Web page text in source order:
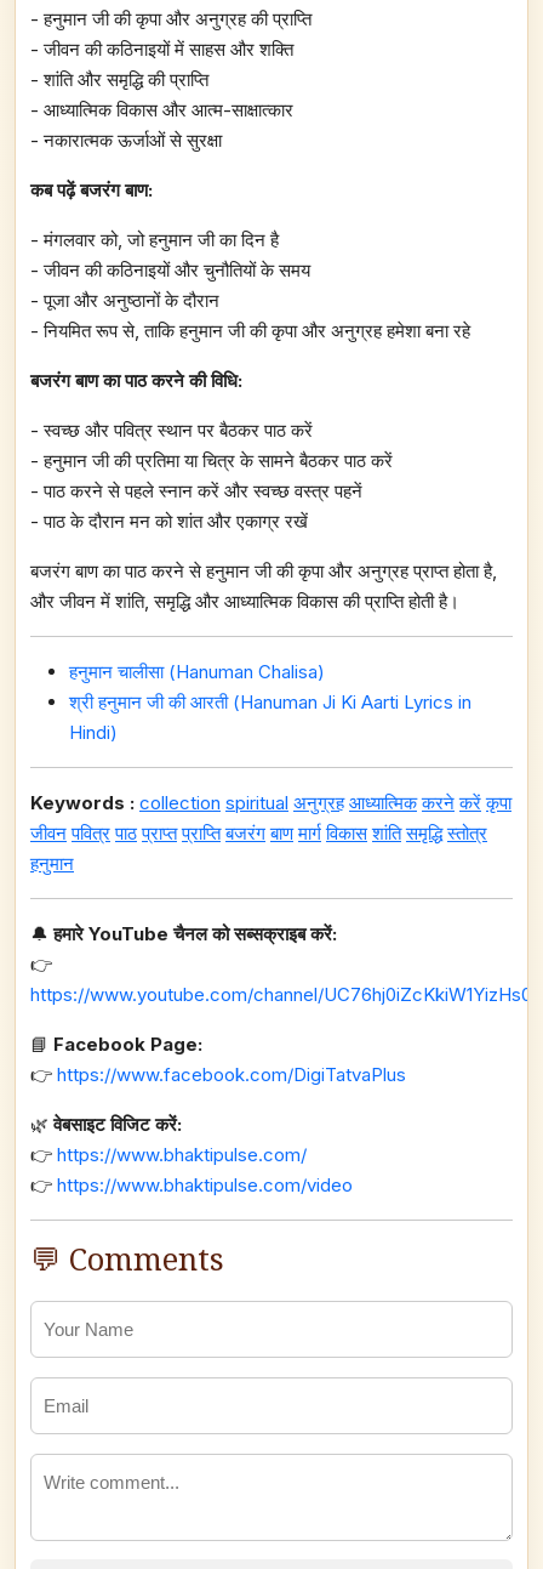
- हनुमान जी की कृपा और अनुग्रह की प्राप्ति
- जीवन की कठिनाइयों में साहस और शक्ति
- शांति और समृद्धि की प्राप्ति
- आध्यात्मिक विकास और आत्म-साक्षात्कार
- नकारात्मक ऊर्जाओं से सुरक्षा
कब पढ़ें बजरंग बाण:
- मंगलवार को, जो हनुमान जी का दिन है
- जीवन की कठिनाइयों और चुनौतियों के समय
- पूजा और अनुष्ठानों के दौरान
- नियमित रूप से, ताकि हनुमान जी की कृपा और अनुग्रह हमेशा बना रहे
बजरंग बाण का पाठ करने की विधि:
- स्वच्छ और पवित्र स्थान पर बैठकर पाठ करें
- हनुमान जी की प्रतिमा या चित्र के सामने बैठकर पाठ करें
- पाठ करने से पहले स्नान करें और स्वच्छ वस्त्र पहनें
- पाठ के दौरान मन को शांत और एकाग्र रखें
बजरंग बाण का पाठ करने से हनुमान जी की कृपा और अनुग्रह प्राप्त होता है,
और जीवन में शांति, समृद्धि और आध्यात्मिक विकास की प्राप्ति होती है।
हनुमान चालीसा (Hanuman Chalisa)
श्री हनुमान जी की आरती (Hanuman Ji Ki Aarti Lyrics in
Hindi)
Keywords : collection spiritual अनुग्रह आध्यात्मिक करने करें कृपा
जीवन पवित्र पाठ प्राप्त प्राप्ति बजरंग बाण मार्ग विकास शांति समृद्धि स्तोत्र
हनुमान
🔔हमारे YouTube चैनल को सब्सक्राइब करें:
👉
https://www.youtube.com/channel/
📘 Facebook Page:
👉 https://www.facebook.com/DigiTatvaPlus
🌿वेबसाइट विजिट करें:
👉 https://www.bhaktipulse.com/
👉 https://www.bhaktipulse.com/video
💬 Comments